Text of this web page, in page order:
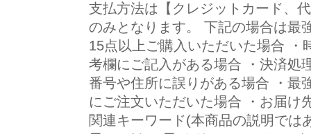
支払方法は【クレジットカード、
のみとなります。 下記の場合は最
15点以上ご購入いただいた場合 ・
考欄にご記入がある場合 ・決済処
番号や住所に誤りがある場合 ・最
にご注文いただいた場合 ・お届け
関連キーワード(本商品の説明では